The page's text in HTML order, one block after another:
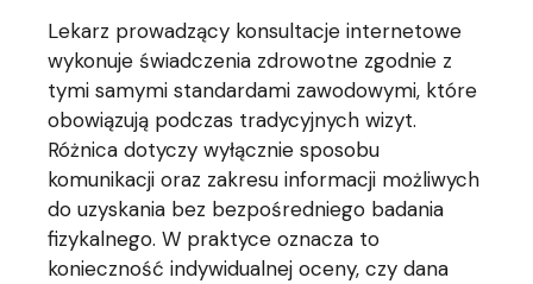
Lekarz prowadzący konsultacje internetowe
wykonuje świadczenia zdrowotne zgodnie z
tymi samymi standardami zawodowymi, które
obowiązują podczas tradycyjnych wizyt.
Różnica dotyczy wyłącznie sposobu
komunikacji oraz zakresu informacji możliwych
do uzyskania bez bezpośredniego badania
fizykalnego. W praktyce oznacza to
konieczność indywidualnej oceny, czy dana